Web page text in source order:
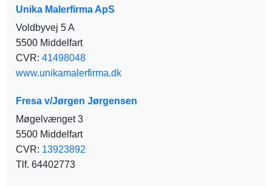
Unika Malerfirma ApS
Voldbyvej 5 A
5500 Middelfart
CVR: 41498048
www.unikamalerfirma.dk
Fresa v/Jørgen Jørgensen
Møgelvænget 3
5500 Middelfart
CVR: 13923892
Tlf. 64402773